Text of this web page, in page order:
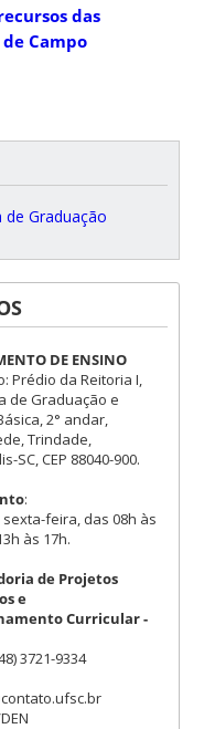
das
de Campo
de Graduação
DE ENSINO
Prédio da Reitoria I,
de Graduação e
2° andar,
Trindade,
SC, CEP 88040-900.
:
feira, das 08h às
às 17h.
de Projetos
e
Curricular -
3721-9334